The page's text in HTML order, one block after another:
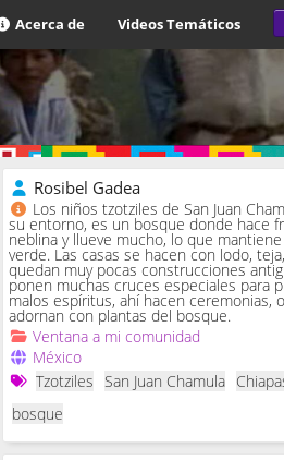
Acerca de Videos Temáticos
Rosibel Gadea
Los niños tzotziles de San Juan
su entorno, es un bosque donde hace
neblina y llueve mucho, lo que
verde. Las casas se hacen con lodo,
quedan muy pocas construcciones
ponen muchas cruces especiales para
malos espíritus, ahí hacen ceremonias,
adornan con plantas del bosque.
Ventana a mi comunidad
México
Tzotziles San Juan Chamula
bosque